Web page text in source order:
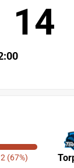
14
2 (67%)